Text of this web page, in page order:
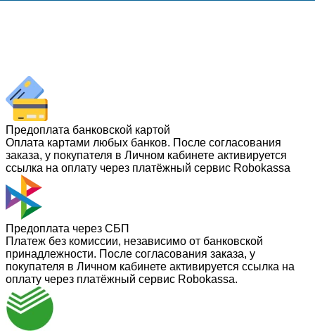
Предоплата банковской картой
Оплата картами любых банков. После согласования
заказа, у покупателя в Личном кабинете активируется
ссылка на оплату через платёжный сервис Robokassa
Предоплата через СБП
Платеж без комиссии, независимо от банковской
принадлежности. После согласования заказа, у
покупателя в Личном кабинете активируется ссылка на
оплату через платёжный сервис Robokassa.